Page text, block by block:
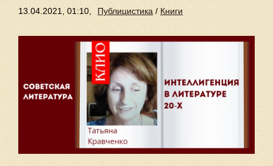
13.04.2021, 01:10, Публицистика / Книги